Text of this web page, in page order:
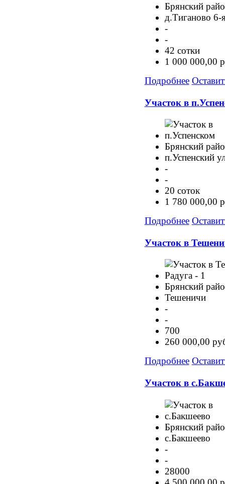
Брянский
д.Тиганово 6-
-
-
42 сотки
1 000 000,00
Подробнее
Участок в
Брянский
п.Успенский
-
-
20 соток
1 780 000,00
Подробнее
Участок в
Брянский
Тешеничи
-
-
700
260 000,00
Подробнее
Участок в
Брянский
с.Бакшеево
-
-
28000